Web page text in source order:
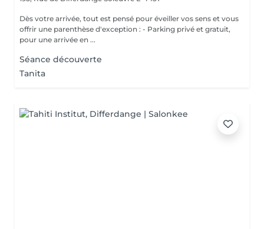
Dès votre arrivée, tout est pensé pour éveiller vos sens et vous
offrir une parenthèse d'exception : - Parking privé et gratuit,
pour une arrivée en ...
Séance découverte
Tanita